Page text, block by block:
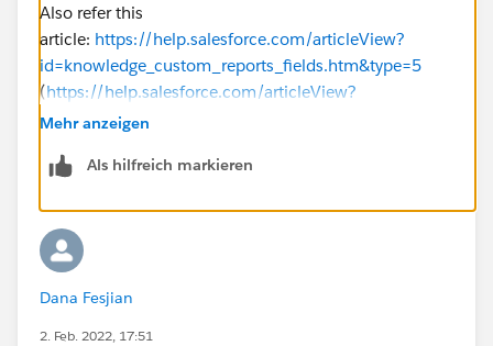
Also refer this
article: https://help.salesforce.com/articleView?
id=knowledge_custom_reports_fields.htm&type=5
(https://help.salesforce.com/articleView?
id=knowledge_custom_reports_fields.htm&type=5
Mehr anzeigen
Als hilfreich markieren
Dana Fesjian
2. Feb. 2022, 17:51